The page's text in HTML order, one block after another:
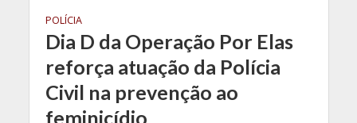
POLÍCIA
Dia D da Operação Por Elas
reforça atuação da Polícia
Civil na prevenção ao
feminicídio